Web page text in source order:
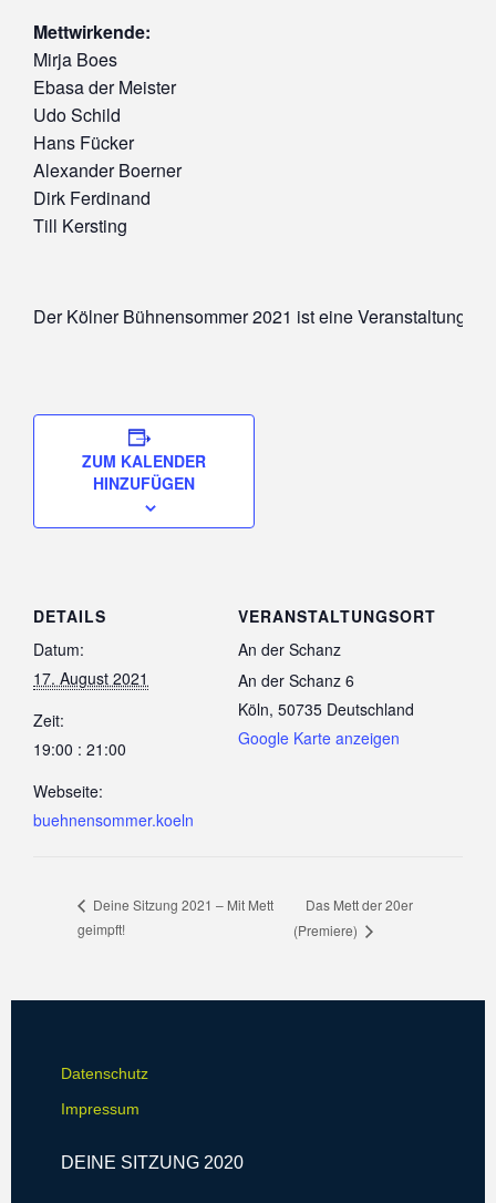
Mettwirkende:
Mirja Boes
Ebasa der Meister
Udo Schild
Hans Fücker
Alexander Boerner
Dirk Ferdinand
Till Kersting
Der Kölner Bühnensommer 2021 ist eine Veranstaltung
ZUM KALENDER
HINZUFÜGEN
DETAILS
Datum:
17. August 2021
Zeit:
19:00 : 21:00
Webseite:
buehnensommer.koeln
VERANSTALTUNGSORT
An der Schanz
An der Schanz 6
Köln, 50735 Deutschland
Google Karte anzeigen
Deine Sitzung 2021 – Mit Mett
geimpft!
Das Mett der 20er
(Premiere)
Datenschutz
Impressum
DEINE SITZUNG 2020